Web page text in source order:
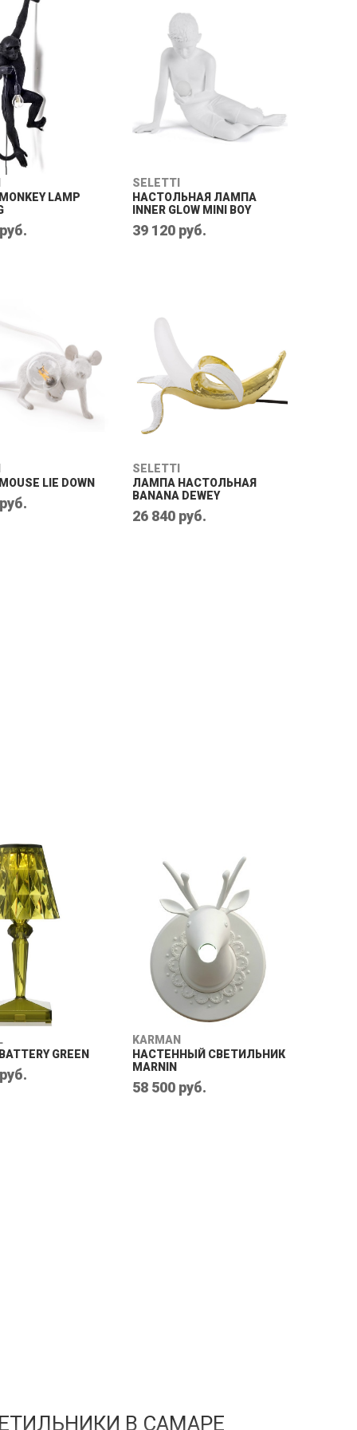
LAMP
SELETTI
НАСТОЛЬНАЯ ЛАМПА
INNER GLOW MINI BOY
39 120 руб.
LIE DOWN
SELETTI
ЛАМПА НАСТОЛЬНАЯ
BANANA DEWEY
26 840 руб.
GREEN
KARMAN
НАСТЕННЫЙ СВЕТИЛЬНИК
MARNIN
58 500 руб.
В САМАРЕ